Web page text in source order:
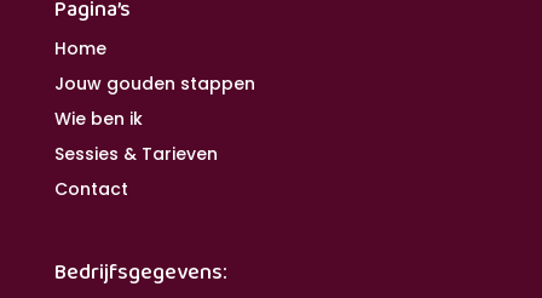
Pagina’s
Home
Jouw gouden stappen
Wie ben ik
Sessies & Tarieven
Contact
Bedrijfsgegevens: